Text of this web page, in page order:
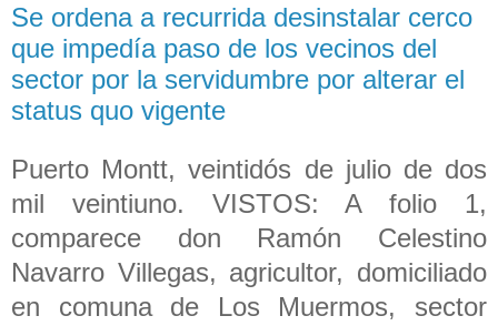
Se ordena a recurrida desinstalar cerco
que impedía paso de los vecinos del
sector por la servidumbre por alterar el
status quo vigente
Puerto Montt, veintidós de julio de dos
mil veintiuno. VISTOS: A folio 1,
comparece don Ramón Celestino
Navarro Villegas, agricultor, domiciliado
en comuna de Los Muermos, sector